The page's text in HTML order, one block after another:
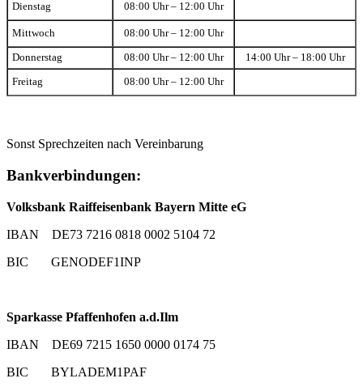
Dienstag 08:00 Uhr – 12:00 Uhr
Mittwoch 08:00 Uhr – 12:00 Uhr
Donnerstag 08:00 Uhr – 12:00 Uhr 14:00 Uhr – 18:00 Uhr
Freitag 08:00 Uhr – 12:00 Uhr
Sonst Sprechzeiten nach Vereinbarung
Bankverbindungen:
Volksbank Raiffeisenbank Bayern Mitte eG
IBAN DE73 7216 0818 0002 5104 72
BIC GENODEF1INP
Sparkasse Pfaffenhofen a.d.Ilm
IBAN DE69 7215 1650 0000 0174 75
BIC BYLADEM1PAF